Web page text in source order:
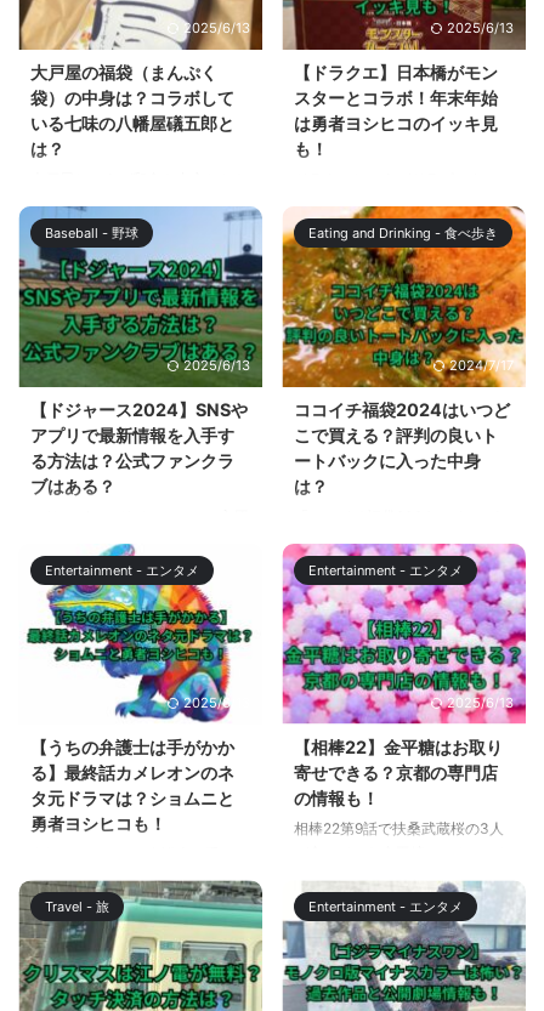
ームが集結して制作したドラマと
いうことで、大きな注目を集めて
います。 この記事では、侵入者
たちの晩餐について考察するとと
もに、バカリズム作品の配信情報
についても解説していきます。
【侵入者たちの晩餐】はサスペン
侵入サスペンスと紹介されてお
り、You Tubeの、日 ...
題になっている「おっさんずラ
ブ」ですが、続編放送前に過去作
品で復習したいファンも多いは
ず。 この記事では、全国で期間
限定で開催中のおっさんずラブ展
について、また、続編放送開始前
に復習しておきたいあなたのため
ます。 「おっさんずラブ」の続
編放送開始前に、しっかり準備 ...
2025/6/13
大戸屋の福袋（まんぷく
袋）の中身は？コラボして
いる七味の八幡屋礒五郎と
は？
バランスの良いメニューで人気で
すが、毎年、年末に販売される、
お得な福袋（まんぷく袋）も人気
です。 2024年の福袋（まんぷく
袋）は、2023年11月1日から12月
14日まで事前予約が受付けられ
ていましたが、事前予約分とは別
に店頭販売分も用意されているの
で、予約をしていなくても購入で
きるチャンスがあります。 この
記事では、気になる大戸屋の
2024年の福袋（まんぷく袋）の
中身と、福袋（まんぷく袋）にコ
礒五郎についても解説します。
大戸屋の福袋（まんぷ ...
2025/6/13
【ドラクエ】日本橋がモン
スターとコラボ！年末年始
は勇者ヨシヒコのイッキ見
も！
トモンスターズ3が2023年12月1
日に発売され、ドラゴンクエスト
XIIも2024年には発売が考えられ
る中、東京日本橋ではコラボイベ
ント、モンスターカーニバルが開
催されています。 また、年末年
始は、ドラゴンクエストの要素が
多く含まれた名作ドラマ、勇者ヨ
シヒコシリーズをイッキ見するチ
ャンス！ この記事では、日本橋
で開催されているコラボイベン
ト、モンスターカーニバルの情報
と、勇者ヨシヒコの配信の情報を
橋がモンスターとコラボ！ 日本
橋で開催されているド ...
Baseball - 野球
2025/6/13
【ドジャース2024】SNSや
アプリで最新情報を入手す
る方法は？公式ファンクラ
ブはある？
が決まった大谷翔平選手、山本由
伸投手。2024年は、ドジャース
で盛り上がるシーズンとなるでし
ょう！ 2023年までもそうであっ
たように、2024年も大谷翔平選
手と所属するドジャースの話題が
取り上げられない日はないと言っ
ても過言ではないでしょう。 日
本のニュースサイトやテレビ、
SNSやアプリで最新情報を知るこ
とになりますが、それらのニュー
スや話題はドジャースの公式の情
報や、アメリカで話題になってい
す。 現在は、英語の情報も簡単
に翻訳して読むことがで ...
Eating and Drinking - 食べ歩き
2024/7/17
ココイチ福袋2024はいつど
こで買える？評判の良いト
ートバックに入った中身
は？
いよ発売されます。カレーハウス
CoCo壱番屋の人気商品やオリジ
ナルグッズが詰まったお得なセッ
トは、毎年大人気で、売り切れ必
至です。しかし、どこでどのよう
に手に入れることができるのでし
ょうか？また、中身は何が入って
いるのでしょうか？ この記事で
は、ココイチ福袋2024の販売期
間や対象店舗、詰め合わせ内容な
どを詳しくご紹介します。 記事
を読んでいただければ、ココイチ
福袋2024を確実にゲットする方
きるようになります。ぜひ、最後
までお付き合いください ...
Entertainment - エンタメ
2025/6/13
【うちの弁護士は手がかか
る】最終話カメレオンのネ
タ元ドラマは？ショムニと
勇者ヨシヒコも！
かるの最終話が放送されました。
このドラマは、過去の人気テレビ
番組の小ネタが随所に盛り込まれ
ていることでも話題になりまし
た。 第1話では人気ドラマ踊る大
捜査線がネタ元となったシーンが
Entertainment - エンタメ
2025/6/13
【相棒22】金平糖はお取り
寄せできる？京都の専門店
の情報も！
相棒22第9話で扶桑武蔵桜の3人
う）が綺麗だったと話題になって
います。 深刻な状況にも関わら
ず、食べているのが綺麗な金平
糖。そのギャップに反応してしま
った方も多いのではないでしょう
か？ この記事では、相棒22第9話
Travel - 旅 Entertainment - エンタメ